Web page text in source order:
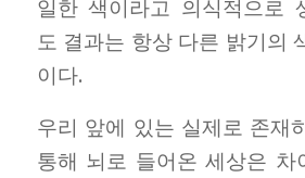
일한 색이라고 의식적으로
도 결과는 항상 다른 밝기의
이다.
우리 앞에 있는 실제로 존재
통해 뇌로 들어온 세상은